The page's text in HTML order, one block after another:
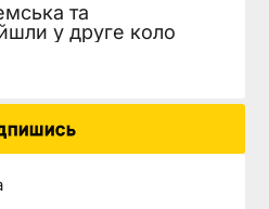
та
у друге коло